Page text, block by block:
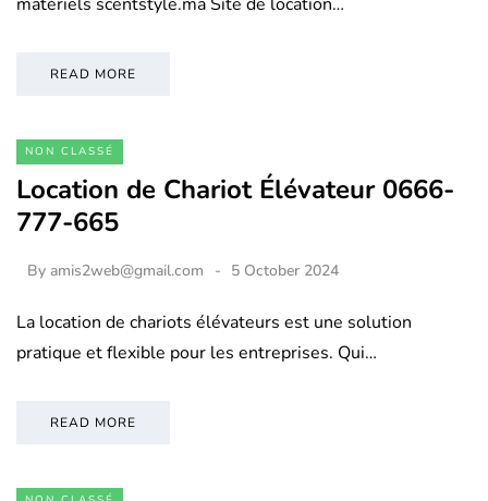
READ MORE
NON CLASSÉ
Location de Chariot Élévateur 0666-
777-665
By amis2web@gmail.com 5 October 2024
La location de chariots élévateurs est une solution
pratique et flexible pour les entreprises. Qui…
READ MORE